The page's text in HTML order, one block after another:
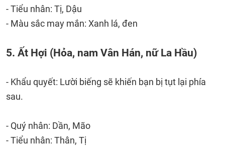
- Tiểu nhân: Tị, Dậu
- Màu sắc may mắn: Xanh lá, đen
5. Ất Hợi (Hỏa, nam Vân Hán, nữ La Hầu)
- Khẩu quyết: Lười biếng sẽ khiến bạn bị tụt lại phía
sau.
- Quý nhân: Dần, Mão
- Tiểu nhân: Thân, Tị